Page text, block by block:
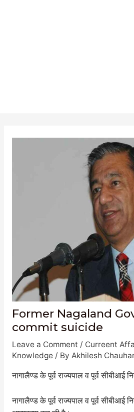
Former Nagaland
commit suicide
Leave a Comment / Curreent
Knowledge/ By Akhilesh
नागालैण्ड के पूर्व राज्यपाल व पूर्व सीबीआई
नागालैण्ड के पूर्व राज्यपाल व पूर्व सीबीआई